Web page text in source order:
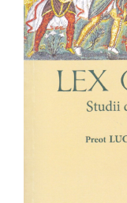
2012
2011